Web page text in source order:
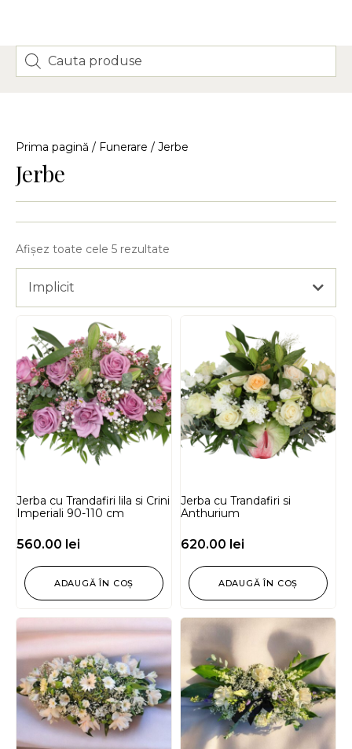
Prima pagină / Funerare / Jerbe
Jerbe
Afișez toate cele 5 rezultate
Implicit
Jerba cu Trandafiri lila si Crini
Imperiali 90-110 cm
560.00 lei
ADAUGĂ ÎN COȘ
Jerba cu Trandafiri si
Anthurium
620.00 lei
ADAUGĂ ÎN COȘ